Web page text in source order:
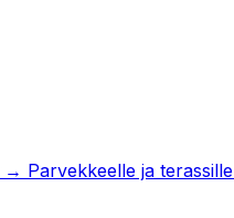
→ Parvekkeelle ja terassille